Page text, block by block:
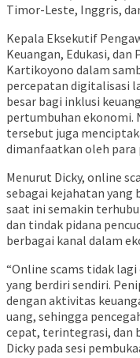
Timor-Leste, Inggris,
Kepala Eksekutif
Keuangan, Edukasi, dan
Kartikoyono dalam
percepatan digitalisasi
besar bagi inklusi
pertumbuhan ekonomi.
tersebut juga
dimanfaatkan oleh para
Menurut Dicky, online
sebagai kejahatan yang
saat ini semakin
dan tindak pidana
berbagai kanal dalam
“Online scams tidak
yang berdiri sendiri.
dengan aktivitas
uang, sehingga
cepat, terintegrasi, dan
Dicky pada sesi